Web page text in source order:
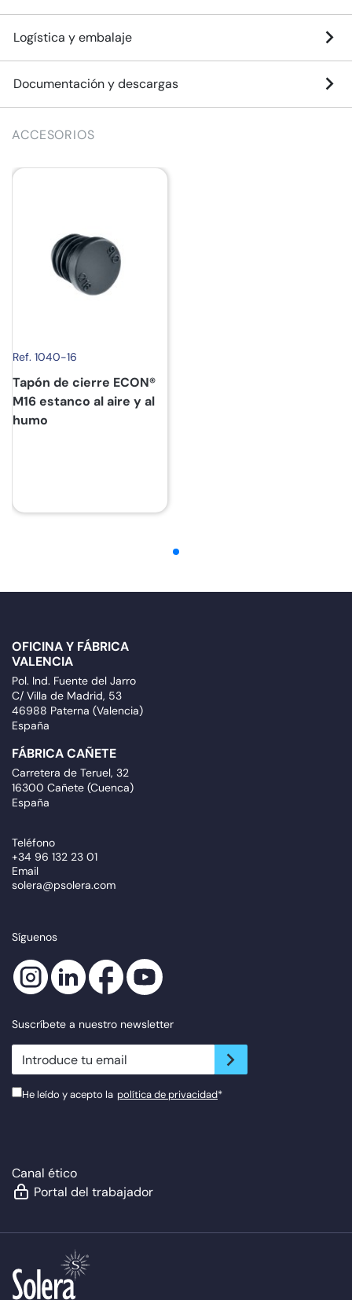
Logística y embalaje
Documentación y descargas
ACCESORIOS
Ref. 1040-16
Tapón de cierre ECON®
M16 estanco al aire y al
humo
OFICINA Y FÁBRICA
VALENCIA
Pol. Ind. Fuente del Jarro
C/ Villa de Madrid, 53
46988 Paterna (Valencia)
España
FÁBRICA CAÑETE
Carretera de Teruel, 32
16300 Cañete (Cuenca)
España
Teléfono
+34 96 132 23 01
Email
solera@psolera.com
Síguenos
Suscríbete a nuestro newsletter
newsletter.suscribe
He leído y acepto la política de privacidad*
Canal ético
Portal del trabajador